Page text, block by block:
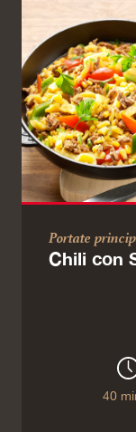
Portate
Chili con
40